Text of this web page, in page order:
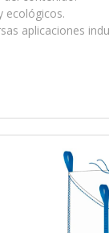
ecológicos.
aplicaciones